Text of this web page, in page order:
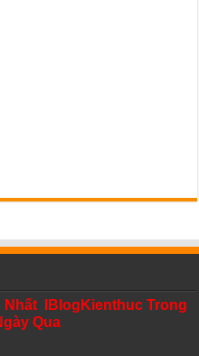
Nhất IBlogKienthuc Trong
Qua